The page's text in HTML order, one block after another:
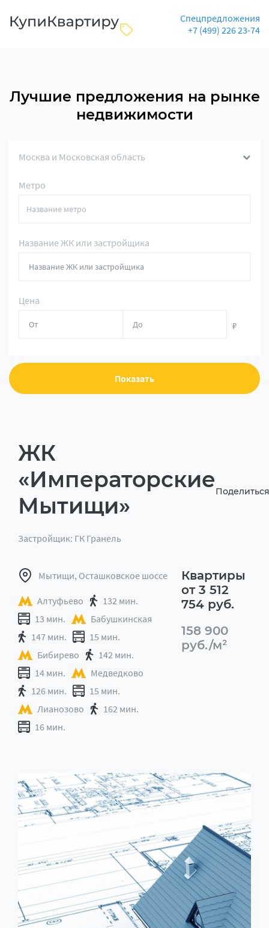
Спецпредложения
+7 (499) 226 23-74
Лучшие предложения на рынке
недвижимости
Москва и Московская область
Метро
Название ЖК или застройщика
Цена
₽
Показать
ЖК
«Императорские
Мытищи»
Застройщик: ГК Гранель
Поделиться
Мытищи, Осташковское шоссе
Алтуфьево
132 мин.
13 мин.
Бабушкинская
147 мин.
15 мин.
Бибирево
142 мин.
14 мин.
Медведково
126 мин.
15 мин.
Лианозово
162 мин.
16 мин.
Квартиры
от 3 512
754 руб.
158 900
руб./м²